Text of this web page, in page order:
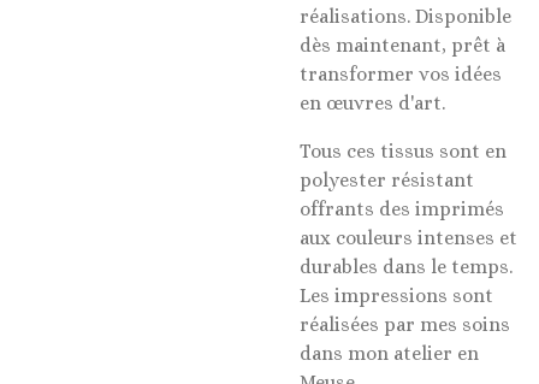
réalisations. Disponible
dès maintenant, prêt à
transformer vos idées
en œuvres d'art.
Tous ces tissus sont en
polyester résistant
offrants des imprimés
aux couleurs intenses et
durables dans le temps.
Les impressions sont
réalisées par mes soins
dans mon atelier en